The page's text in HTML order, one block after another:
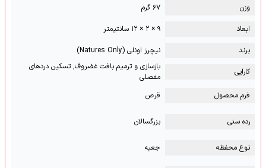
وزن
۶۷ گرم
ابعاد
۹ × ۲ × ۱۲ سانتیمتر
برند
نیچرز اونلی (Natures Only)
کارایی
بازسازی و ترمیم بافت غضروف, تسکین دردهای
مفصلی
فرم محصول
قرص
رده سنی بزرگسالان
نوع محفظه جعبه